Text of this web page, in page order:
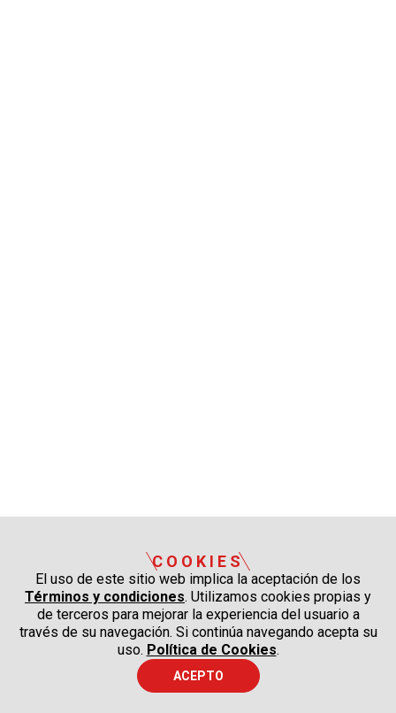
COOKIES
El uso de este sitio web implica la aceptación de los
Términos y condiciones. Utilizamos cookies propias y
de terceros para mejorar la experiencia del usuario a
través de su navegación. Si continúa navegando acepta su
uso. Política de Cookies.
ACEPTO